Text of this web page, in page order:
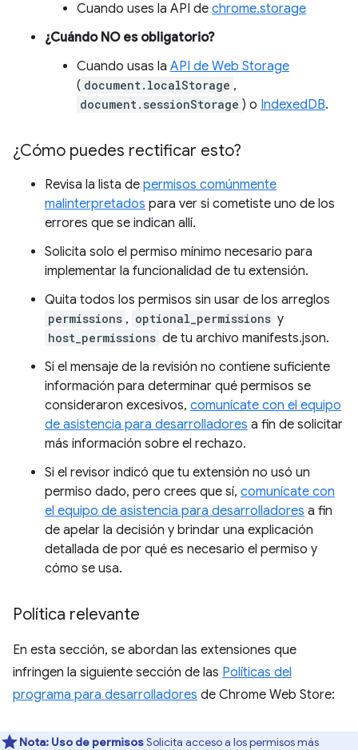
Cuando uses la API de chrome.storage
¿Cuándo NO es obligatorio?
Cuando usas la API de Web Storage
( document.localStorage ,
document.sessionStorage ) o IndexedDB.
¿Cómo puedes rectificar esto?
Revisa la lista de permisos comúnmente
malinterpretados para ver si cometiste uno de los
errores que se indican allí.
Solicita solo el permiso mínimo necesario para
implementar la funcionalidad de tu extensión.
Quita todos los permisos sin usar de los arreglos
permissions , optional_permissions y
host_permissions de tu archivo manifests.json.
Si el mensaje de la revisión no contiene suficiente
información para determinar qué permisos se
consideraron excesivos, comunícate con el equipo
de asistencia para desarrolladores a fin de solicitar
más información sobre el rechazo.
Si el revisor indicó que tu extensión no usó un
permiso dado, pero crees que sí, comunícate con
el equipo de asistencia para desarrolladores a fin
de apelar la decisión y brindar una explicación
detallada de por qué es necesario el permiso y
cómo se usa.
Política relevante
En esta sección, se abordan las extensiones que
infringen la siguiente sección de las Políticas del
programa para desarrolladores de Chrome Web Store:
Nota: Uso de permisosSolicita acceso a los permisos más